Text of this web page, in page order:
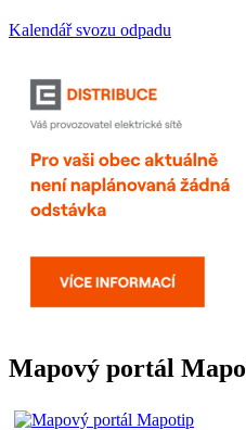
Kalendář svozu odpadu
Mapový portál